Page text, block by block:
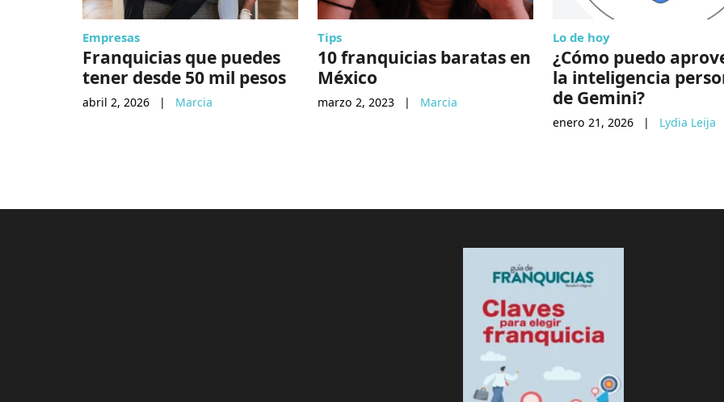
Empresas
Franquicias que puedes
tener desde 50 mil pesos
abril 2, 2026 | Marcia
Tips
10 franquicias baratas en
México
marzo 2, 2023 | Marcia
Lo de hoy
¿Cómo puedo
la inteligencia
de Gemini?
enero 21, 2026 | Lydia Leija